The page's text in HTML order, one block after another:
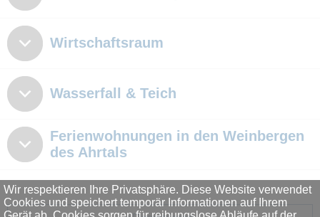
Wirtschaftsraum
Wasserfall & Teich
Ferienwohnungen in den Weinbergen
des Ahrtals
Wir respektieren Ihre Privatsphäre. Diese Website verwendet
Cookies und speichert temporär Informationen auf Ihrem